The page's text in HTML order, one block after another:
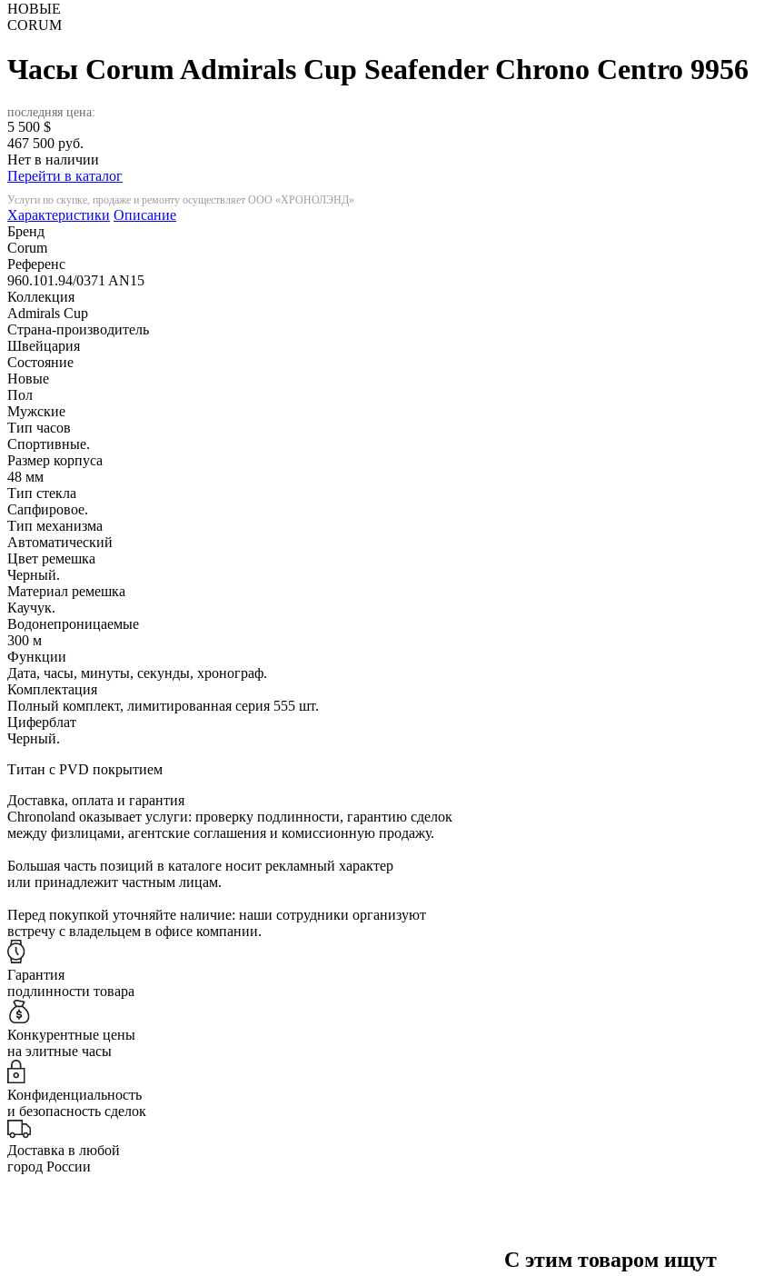
НОВЫЕ
CORUM
Часы Corum Admirals Cup Seafender Chrono Centro 9956
последняя цена:
5 500 $
467 500 руб.
Нет в наличии
Перейти в каталог
Услуги по скупке, продаже и ремонту осуществляет ООО «ХРОНОЛЭНД»
Характеристики Описание
Бренд
Corum
Референс
960.101.94/0371 AN15
Коллекция
Admirals Cup
Страна-производитель
Швейцария
Состояние
Новые
Пол
Мужские
Тип часов
Спортивные.
Размер корпуса
48 мм
Тип стекла
Сапфировое.
Тип механизма
Автоматический
Цвет ремешка
Черный.
Материал ремешка
Каучук.
Водонепроницаемые
300 м
Функции
Дата, часы, минуты, секунды, хронограф.
Комплектация
Полный комплект, лимитированная серия 555 шт.
Циферблат
Черный.
Титан с PVD покрытием
Доставка, оплата и гарантия
Chronoland оказывает услуги: проверку подлинности, гарантию сделок
между физлицами, агентские соглашения и комиссионную продажу.
Большая часть позиций в каталоге носит рекламный характер
или принадлежит частным лицам.
Перед покупкой уточняйте наличие: наши сотрудники организуют
встречу с владельцем в офисе компании.
Гарантия
подлинности товара
Конкурентные цены
на элитные часы
Конфиденциальность
и безопасность сделок
Доставка в любой
город России
С этим товаром ищут